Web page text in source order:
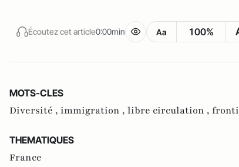
Écoutez cet article0:00min Aa 100%
MOTS-CLES
Diversité , immigration , libre circulation ,
THEMATIQUES
France